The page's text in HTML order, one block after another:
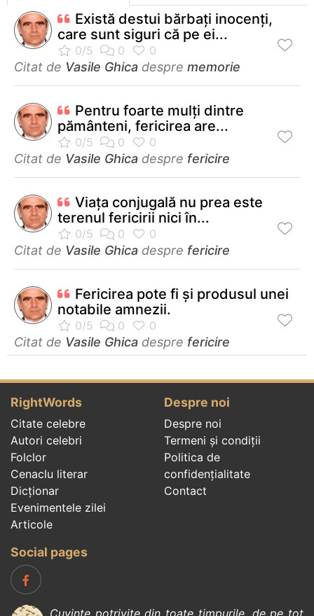
Există destui bărbaţi inocenţi,
care sunt siguri că pe ei...
Citat de Vasile Ghica despre memorie
Pentru foarte mulţi dintre
pământeni, fericirea are...
Citat de Vasile Ghica despre fericire
Viața conjugală nu prea este
terenul fericirii nici în...
Citat de Vasile Ghica despre fericire
Fericirea pote fi şi produsul unei
notabile amnezii.
Citat de Vasile Ghica despre fericire
RightWords
Citate celebre
Autori celebri
Folclor
Cenaclu literar
Dicționar
Evenimentele zilei
Articole
Despre noi
Despre noi
Termeni și condiții
Politica de
confidenţialitate
Contact
Social pages
Cuvinte potrivite din toate timpurile, de pe tot